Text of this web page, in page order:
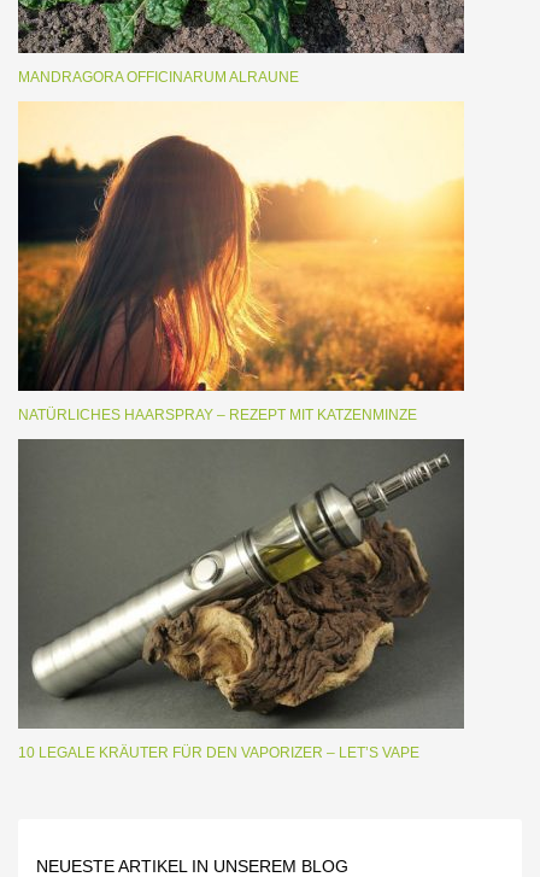
MANDRAGORA OFFICINARUM ALRAUNE
NATÜRLICHES HAARSPRAY – REZEPT MIT KATZENMINZE
10 LEGALE KRÄUTER FÜR DEN VAPORIZER – LET’S VAPE
NEUESTE ARTIKEL IN UNSEREM BLOG